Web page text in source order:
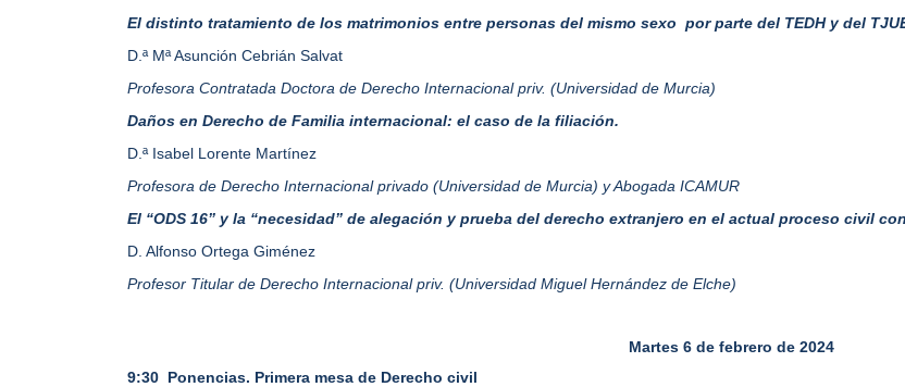
El distinto tratamiento de los matrimonios entre personas del mismo sexo por parte del TEDH y del
D.ª Mª Asunción Cebrián Salvat
Profesora Contratada Doctora de Derecho Internacional priv. (Universidad de Murcia)
Daños en Derecho de Familia internacional: el caso de la filiación.
D.ª Isabel Lorente Martínez
Profesora de Derecho Internacional privado (Universidad de Murcia) y Abogada ICAMUR
El “ODS 16” y la “necesidad” de alegación y prueba del derecho extranjero en el actual proceso civil
D. Alfonso Ortega Giménez
Profesor Titular de Derecho Internacional priv. (Universidad Miguel Hernández de Elche)
Martes 6 de febrero de 2024
9:30 Ponencias. Primera mesa de Derecho civil